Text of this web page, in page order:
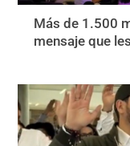
Más de 1.500
mensaje que